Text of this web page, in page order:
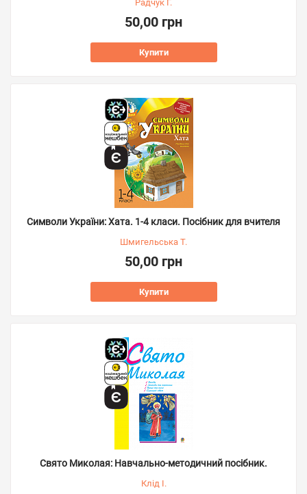
Радчук Г.
50,00 грн
Купити
Символи України: Хата. 1-4 класи. Посібник для вчителя
Шмигельська Т.
50,00 грн
Купити
Свято Миколая: Навчально-методичний посібник.
Клід І.